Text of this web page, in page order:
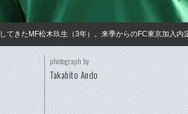
てきたMF松木玖生（3年）。来季からのFC東京加入
photograph by
Takahito Ando